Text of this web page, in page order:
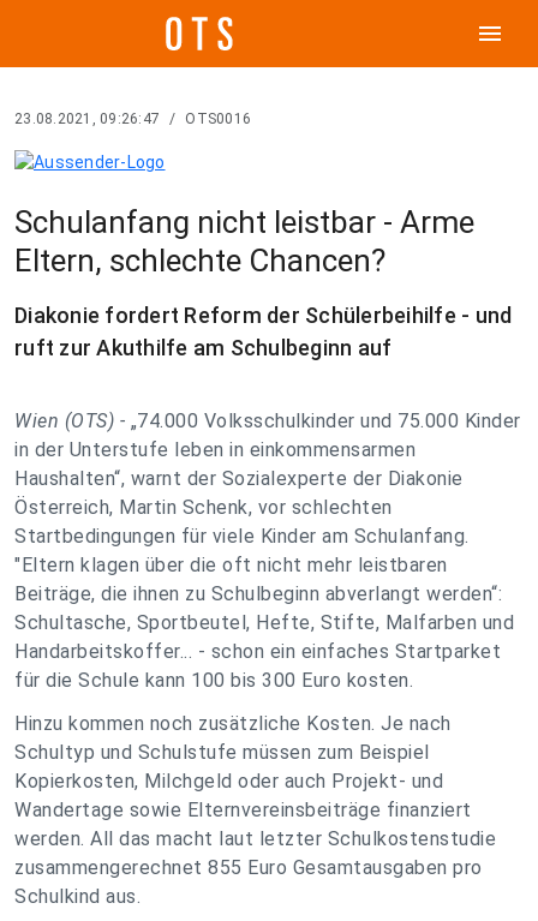
menu
23.08.2021, 09:26:47 / OTS0016
Schulanfang nicht leistbar - Arme
Eltern, schlechte Chancen?
Diakonie fordert Reform der Schülerbeihilfe - und
ruft zur Akuthilfe am Schulbeginn auf
Wien (OTS) - „74.000 Volksschulkinder und 75.000 Kinder
in der Unterstufe leben in einkommensarmen
Haushalten“, warnt der Sozialexperte der Diakonie
Österreich, Martin Schenk, vor schlechten
Startbedingungen für viele Kinder am Schulanfang.
"Eltern klagen über die oft nicht mehr leistbaren
Beiträge, die ihnen zu Schulbeginn abverlangt werden“:
Schultasche, Sportbeutel, Hefte, Stifte, Malfarben und
Handarbeitskoffer... - schon ein einfaches Startparket
für die Schule kann 100 bis 300 Euro kosten.
Hinzu kommen noch zusätzliche Kosten. Je nach
Schultyp und Schulstufe müssen zum Beispiel
Kopierkosten, Milchgeld oder auch Projekt- und
Wandertage sowie Elternvereinsbeiträge finanziert
werden. All das macht laut letzter Schulkostenstudie
zusammengerechnet 855 Euro Gesamtausgaben pro
Schulkind aus.